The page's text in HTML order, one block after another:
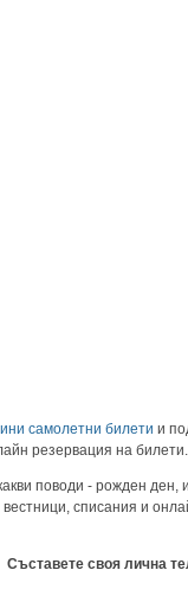
самолетни билети и
резервация на билети.
поводи - рожден
вестници, списания и
Съставете своя лична